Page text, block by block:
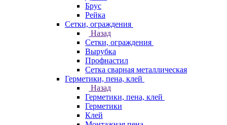
Брус
Рейка
Сетки, ограждения
Назад
Сетки, ограждения
Вырубка
Профнастил
Сетка сварная металлическая
Герметики, пена, клей
Назад
Герметики, пена, клей
Герметики
Клей